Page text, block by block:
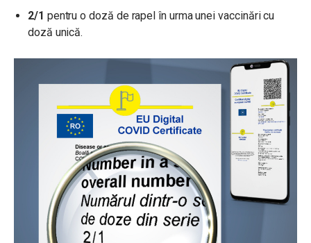
2/1 pentru o doză de rapel în urma unei vaccinări cu
doză unică.